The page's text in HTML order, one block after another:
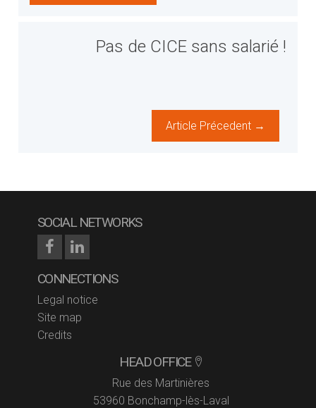
Pas de CICE sans salarié !
Article Précedent →
SOCIAL NETWORKS
CONNECTIONS
Legal notice
Site map
Credits
HEAD OFFICE
Rue des Martinières
53960 Bonchamp-lès-Laval